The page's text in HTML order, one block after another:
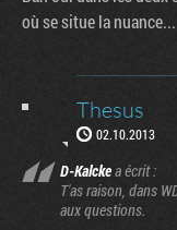
où se situe la nuance...
Thesus
02.10.2013
D-Kalckea écrit :
T'as raison, dans
aux questions.